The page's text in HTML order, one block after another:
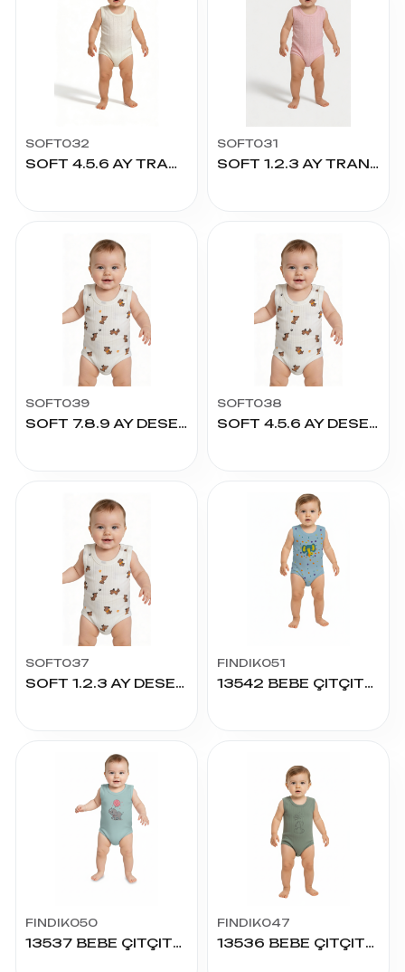
SOFT032
SOFT 4.5.6 AY TRANSFER RİBANA ÇITÇITLI
SOFT031
SOFT 1.2.3 AY TRANSFER RİBANA ÇITÇITLI
SOFT039
SOFT 7.8.9 AY DESENLİ KÖPEK ÇITÇITLI
SOFT038
SOFT 4.5.6 AY DESENLİ KÖPEK ÇITÇITLI
SOFT037
SOFT 1.2.3 AY DESENLİ KÖPEK ÇITÇITLI
FINDIK051
13542 BEBE ÇITÇITLI BADY
FINDIK050
13537 BEBE ÇITÇITLI BADY
FINDIK047
13536 BEBE ÇITÇITLI BADY